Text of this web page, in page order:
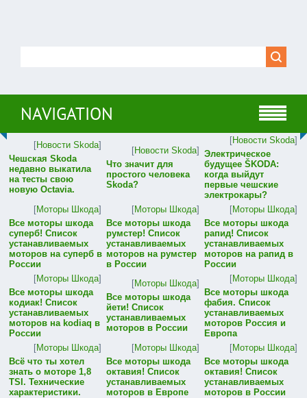
NAVIGATION
[Новости Skoda]
Чешская Skoda
недавно выкатила
на тесты свою
новую Octavia.
[Новости Skoda]
Что значит для
простого человека
Skoda?
[Новости Skoda]
Электрическое
будущее ŠKODA:
когда выйдут
первые чешские
электрокары?
[Моторы Шкода]
Все моторы шкода
суперб! Список
устанавливаемых
моторов на суперб в
России
[Моторы Шкода]
Все моторы шкода
румстер! Список
устанавливаемых
моторов на румстер
в России
[Моторы Шкода]
Все моторы шкода
рапид! Список
устанавливаемых
моторов на рапид в
России
[Моторы Шкода]
Все моторы шкода
кодиак! Список
устанавливаемых
моторов на kodiaq в
России
[Моторы Шкода]
Все моторы шкода
йети! Список
устанавливаемых
моторов в России
[Моторы Шкода]
Все моторы шкода
фабия. Список
устанавливаемых
моторов Россия и
Европа
[Моторы Шкода]
Всё что ты хотел
знать о моторе 1,8
TSI. Технические
характеристики.
[Моторы Шкода]
Все моторы шкода
октавия! Список
устанавливаемых
моторов в Европе
[Моторы Шкода]
Все моторы шкода
октавия! Список
устанавливаемых
моторов в России